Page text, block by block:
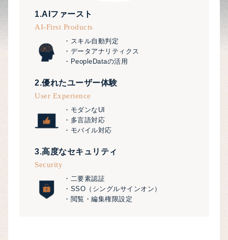
1.AIファースト
AI-First Products
・スキル自動判定
・データアナリティクス
・PeopleDataの活用
2.優れたユーザー体験
User Experience
・モダンなUI
・多言語対応
・モバイル対応
3.高度なセキュリティ
Security
・二要素認証
・SSO（シングルサインオン）
・閲覧・編集権限設定